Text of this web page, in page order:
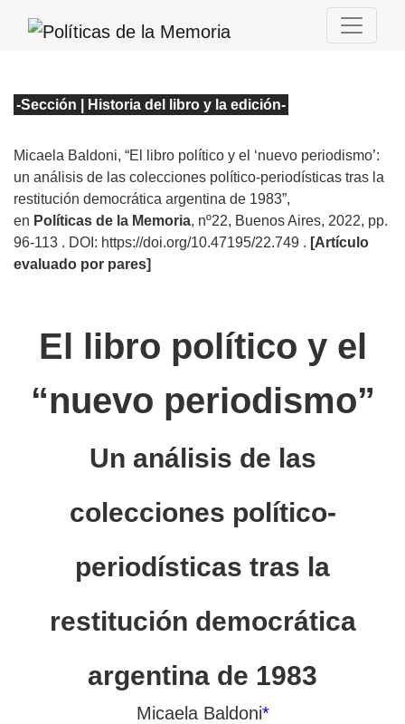
-Sección | Historia del libro y la edición-
Micaela Baldoni, “El libro político y el ‘nuevo periodismo’:
un análisis de las colecciones político-periodísticas tras la
restitución democrática argentina de 1983”,
en Políticas de la Memoria, nº22, Buenos Aires, 2022, pp.
96-113 . DOI: https://doi.org/10.47195/22.749 . [Artículo
evaluado por pares]
El libro político y el
“nuevo periodismo”
Un análisis de las
colecciones político-
periodísticas tras la
restitución democrática
argentina de 1983
Micaela Baldoni*